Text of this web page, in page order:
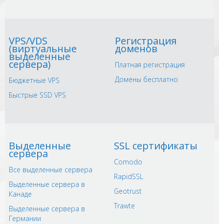
VPS/VDS
(виртуальные
выделенные
сервера)
Бюджетные VPS
Быстрые SSD VPS
Регистрация
доменов
Платная регистрация
Домены бесплатно
Выделенные
сервера
Все выделенные сервера
Выделенные сервера в
Канаде
Выделенные сервера в
Германии
SSL сертификаты
Comodo
RapidSSL
Geotrust
Trawte